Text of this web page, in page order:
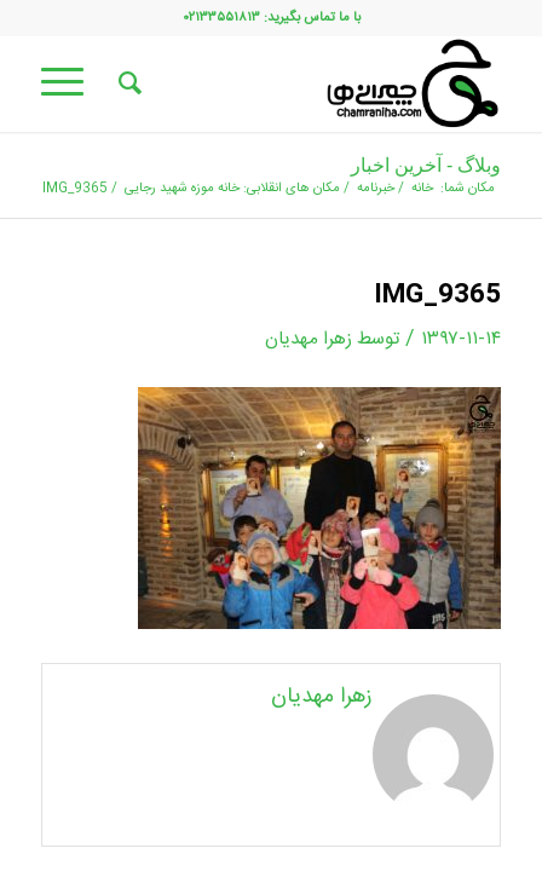
با ما تماس بگیرید: ۰۲۱۳۳۵۵۱۸۱۳
وبلاگ - آخرین اخبار
مکان شما: خانه /خبرنامه / مکان های انقلابی: خانه موزه شهید رجایی /
IMG_9365
IMG_9365
۱۳۹۷-۱۱-۱۴ / توسط زهرا مهدیان
زهرا مهدیان